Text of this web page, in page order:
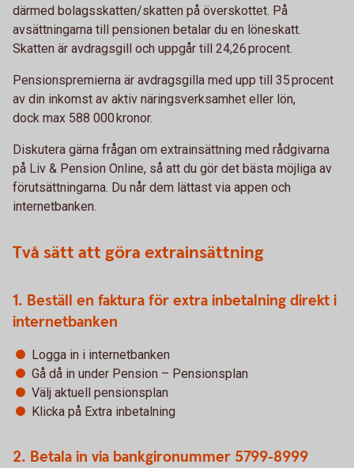
därmed bolagsskatten/skatten på överskottet. På
avsättningarna till pensionen betalar du en löneskatt.
Skatten är avdragsgill och uppgår till 24,26 procent.
Pensionspremierna är avdragsgilla med upp till 35 procent
av din inkomst av aktiv näringsverksamhet eller lön,
dock max 588 000 kronor.
Diskutera gärna frågan om extrainsättning med rådgivarna
på Liv & Pension Online, så att du gör det bästa möjliga av
förutsättningarna. Du når dem lättast via appen och
internetbanken.
Två sätt att göra extrainsättning
1. Beställ en faktura för extra inbetalning direkt i
internetbanken
Logga in i internetbanken
Gå då in under Pension – Pensionsplan
Välj aktuell pensionsplan
Klicka på Extra inbetalning
2. Betala in via bankgironummer 5799-8999